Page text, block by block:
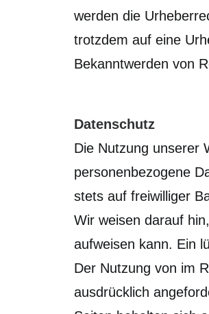
werden die
trotzdem auf eine
Bekanntwerden von
Datenschutz
Die Nutzung unserer
personenbezogene
stets auf freiwilliger
Wir weisen darauf
aufweisen kann. Ein
Der Nutzung von im
ausdrücklich